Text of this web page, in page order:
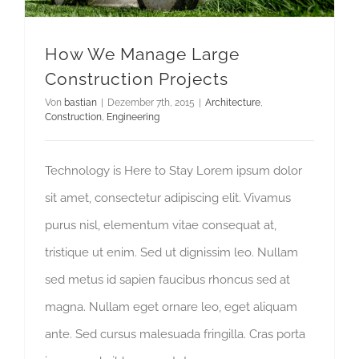
How We Manage Large
Construction Projects
Von bastian Dezember 7th, 2015 Architecture,
Construction, Engineering
Technology is Here to Stay Lorem ipsum dolor
sit amet, consectetur adipiscing elit. Vivamus
purus nisl, elementum vitae consequat at,
tristique ut enim. Sed ut dignissim leo. Nullam
sed metus id sapien faucibus rhoncus sed at
magna. Nullam eget ornare leo, eget aliquam
ante. Sed cursus malesuada fringilla. Cras porta